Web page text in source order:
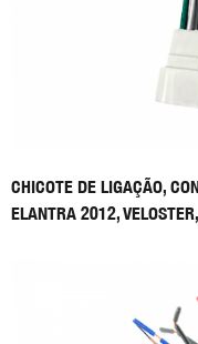
CHICOTE DE LIGAÇÃO,
ELANTRA 2012,